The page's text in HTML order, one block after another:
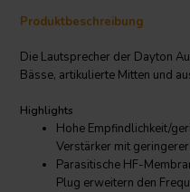
Produktbeschreibung
Die Lautsprecher der Dayton
Bässe, artikulierte Mitten und
Highlights
Hohe Empfindlichkeit/
Verstärker mit
Parasitische HF-
Plug erweitern den